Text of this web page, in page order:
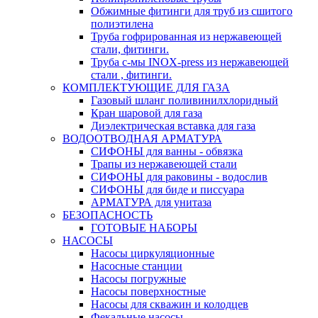
Обжимные фитинги для труб из сшитого
полиэтилена
Труба гофрированная из нержавеющей
стали, фитинги.
Труба с-мы INOX-press из нержавеющей
стали , фитинги.
КОМПЛЕКТУЮЩИЕ ДЛЯ ГАЗА
Газовый шланг поливинилхлоридный
Кран шаровой для газа
Диэлектрическая вставка для газа
ВОДООТВОДНАЯ АРМАТУРА
СИФОНЫ для ванны - обвязка
Трапы из нержавеющей стали
СИФОНЫ для раковины - водослив
СИФОНЫ для биде и писсуара
АРМАТУРА для унитаза
БЕЗОПАСНОСТЬ
ГОТОВЫЕ НАБОРЫ
НАСОСЫ
Насосы циркуляционные
Насосные станции
Насосы погружные
Насосы поверхностные
Насосы для скважин и колодцев